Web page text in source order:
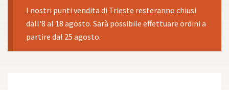
I nostri punti vendita di Trieste resteranno chiusi
dall'8 al 18 agosto. Sarà possibile effettuare ordini a
partire dal 25 agosto.